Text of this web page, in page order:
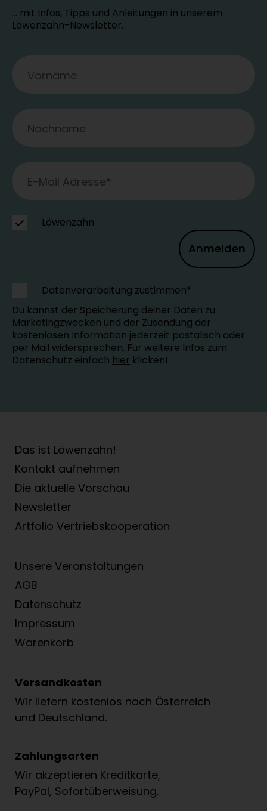
… mit Infos, Tipps und Anleitungen in unserem
Löwenzahn-Newsletter.
Anmelden
Löwenzahn
Datenverarbeitung zustimmen*
Du kannst der Speicherung deiner Daten zu
Marketingzwecken und der Zusendung der
kostenlosen Information jederzeit postalisch oder
per Mail widersprechen. Für weitere Infos zum
Datenschutz einfach hier klicken!
Das ist Löwenzahn!
Kontakt aufnehmen
Die aktuelle Vorschau
Newsletter
Artfolio Vertriebs­kooperation
Unsere Veranstaltungen
AGB
Datenschutz
Impressum
Warenkorb
Versandkosten
Wir liefern kostenlos nach Österreich
und Deutschland.
Zahlungsarten
Wir akzeptieren Kreditkarte,
PayPal, Sofortüberweisung.